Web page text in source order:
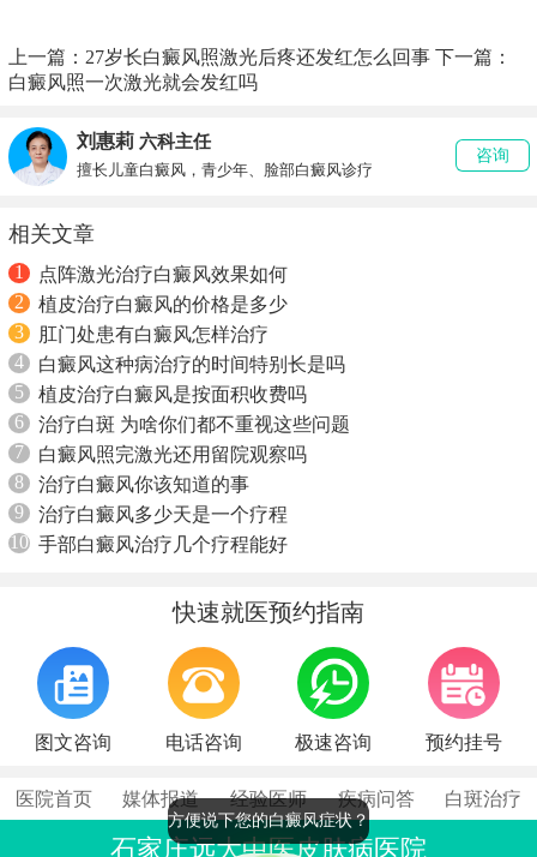
上一篇： 27岁长白癜风照激光后疼还发红怎么回事 下一篇：
白癜风照一次激光就会发红吗
刘惠莉 六科主任
擅长儿童白癜风，青少年、脸部白癜风诊疗
咨询
相关文章
1
点阵激光治疗白癜风效果如何
2
植皮治疗白癜风的价格是多少
3
肛门处患有白癜风怎样治疗
4
白癜风这种病治疗的时间特别长是吗
5
植皮治疗白癜风是按面积收费吗
6
治疗白斑 为啥你们都不重视这些问题
7
白癜风照完激光还用留院观察吗
8
治疗白癜风你该知道的事
9
治疗白癜风多少天是一个疗程
10 手部白癜风治疗几个疗程能好
快速就医预约指南
图文咨询 电话咨询 极速咨询 预约挂号
医院首页 媒体报道 经验医师 疾病问答 白斑治疗
石家庄远大中医皮肤病医院
方便说下您的白癜风症状？